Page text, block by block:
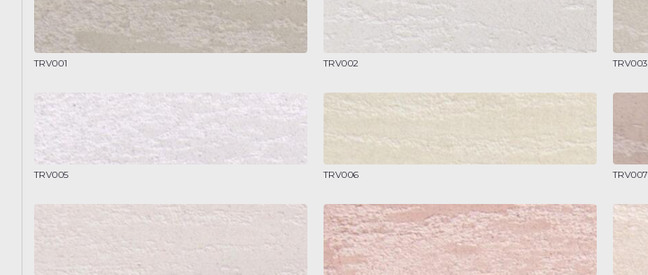
TRV001 TRV002 TRV003
TRV005 TRV006 TRV007